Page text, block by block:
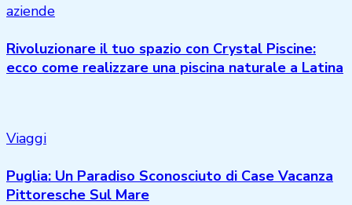
aziende
Rivoluzionare il tuo spazio con Crystal Piscine:
ecco come realizzare una piscina naturale a Latina
Viaggi
Puglia: Un Paradiso Sconosciuto di Case Vacanza
Pittoresche Sul Mare